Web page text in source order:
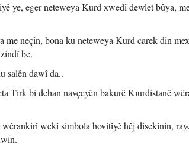
ye, eger neteweya Kurd xwedî dewlet bûya,
neçin, bona ku neteweya Kurd carek din
be.
salên dawî da..
Tirk bi dehan navçeyên bakurê Kıurdistanê
wekî simbola hovitîyê hêj disekinin,